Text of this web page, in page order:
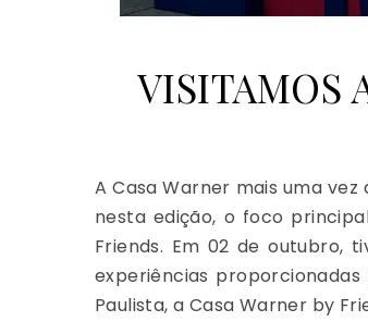
VISITAMOS
A Casa Warner mais uma
nesta edição, o foco
Friends. Em 02 de outubro,
experiências
Paulista, a Casa Warner by